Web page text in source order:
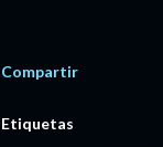
Compartir
Etiquetas